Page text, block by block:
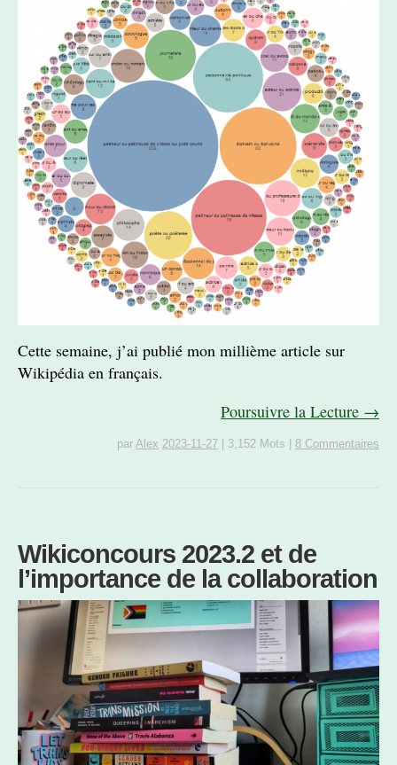
Cette semaine, j’ai publié mon millième article sur
Wikipédia en français.
Poursuivre la Lecture →
par Alex 2023-11-27 3,152 Mots 8 Commentaires
Wikiconcours 2023.2 et de
l’importance de la collaboration